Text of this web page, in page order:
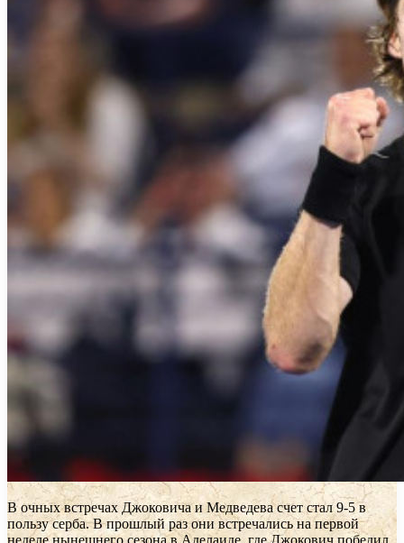
В очных встречах Джоковича и Медведева счет стал 9-5 в
пользу серба. В прошлый раз они встречались на первой
неделе нынешнего сезона в Аделаиде, где Джокович победил